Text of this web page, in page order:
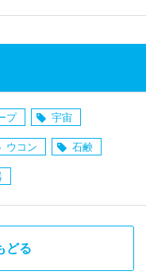
プ 宇宙
ウコン 石鹸
どる